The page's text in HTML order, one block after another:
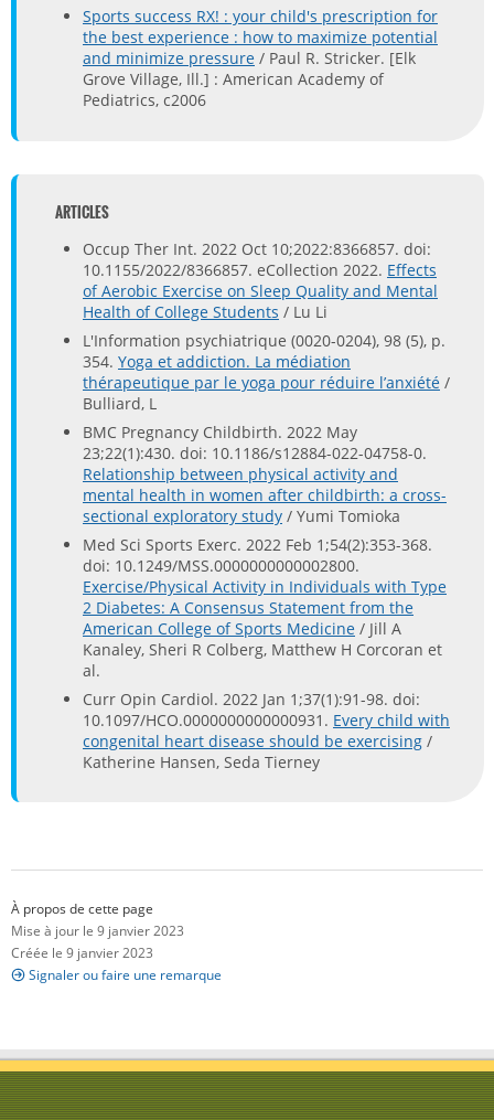
Sports success RX! : your child's prescription for
the best experience : how to maximize potential
and minimize pressure / Paul R. Stricker. [Elk
Grove Village, Ill.] : American Academy of
Pediatrics, c2006
ARTICLES
Occup Ther Int. 2022 Oct 10;2022:8366857. doi:
10.1155/2022/8366857. eCollection 2022. Effects
of Aerobic Exercise on Sleep Quality and Mental
Health of College Students / Lu Li
L'Information psychiatrique (0020-0204), 98 (5), p.
354. Yoga et addiction. La médiation
thérapeutique par le yoga pour réduire l’anxiété /
Bulliard, L
BMC Pregnancy Childbirth. 2022 May
23;22(1):430. doi: 10.1186/s12884-022-04758-0.
Relationship between physical activity and
mental health in women after childbirth: a cross-
sectional exploratory study / Yumi Tomioka
Med Sci Sports Exerc. 2022 Feb 1;54(2):353-368.
doi: 10.1249/MSS.0000000000002800.
Exercise/Physical Activity in Individuals with Type
2 Diabetes: A Consensus Statement from the
American College of Sports Medicine / Jill A
Kanaley, Sheri R Colberg, Matthew H Corcoran et
al.
Curr Opin Cardiol. 2022 Jan 1;37(1):91-98. doi:
10.1097/HCO.0000000000000931. Every child with
congenital heart disease should be exercising /
Katherine Hansen, Seda Tierney
À propos de cette page
Mise à jour le 9 janvier 2023
Créée le 9 janvier 2023
Signaler ou faire une remarque